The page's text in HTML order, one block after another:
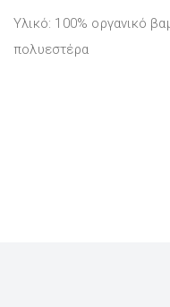
Υλικό: 100% οργανικό
πολυεστέρα